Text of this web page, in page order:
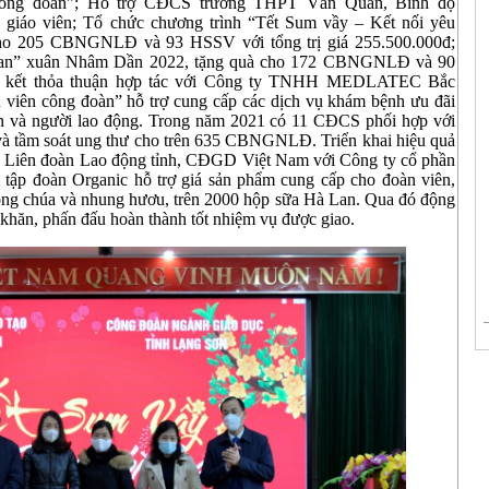
viên; Tổ chức chương trình “Tết Sum vầy – Kết nối yêu
205 CBNGNLĐ và 93 HSSV với tổng trị giá 255.500.000đ;
xuân Nhâm Dần 2022, tặng quà cho 172 CBNGNLĐ và 90
thỏa thuận hợp tác với Công ty TNHH MEDLATEC Bắc
công đoàn” hỗ trợ cung cấp các dịch vụ khám bệnh ưu đãi
và người lao động. Trong năm 2021 có 11 CĐCS phối hợp với
tầm soát ung thư cho trên 635 CBNGNLĐ. Triển khai hiệu quả
đoàn Lao động tỉnh, CĐGD Việt Nam với Công ty cổ phần
đoàn Organic hỗ trợ giá sản phẩm cung cấp cho đoàn viên,
chúa và nhung hươu, trên 2000 hộp sữa Hà Lan. Qua đó động
phấn đấu hoàn thành tốt nhiệm vụ được giao.